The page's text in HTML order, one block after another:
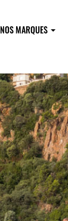
NOS MARQUES